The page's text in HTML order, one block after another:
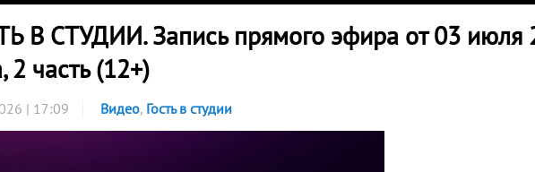
В СТУДИИ. Запись прямого эфира от 03 июля
2 часть (12+)
| 17:09 Видео, Гость в студии